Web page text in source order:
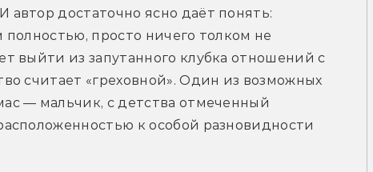
достаточно ясно даёт понять:
полностью, просто ничего толком не
выйти из запутанного клубка отношений с
считает «греховной». Один из возможных
— мальчик, с детства отмеченный
к особой разновидности